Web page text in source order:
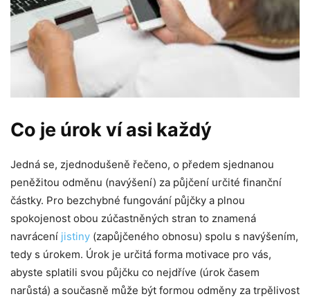
Co je úrok ví asi každý
Jedná se, zjednodušeně řečeno, o předem sjednanou
peněžitou odměnu (navýšení) za půjčení určité finanční
částky. Pro bezchybné fungování půjčky a plnou
spokojenost obou zúčastněných stran to znamená
navrácení jistiny (zapůjčeného obnosu) spolu s navýšením,
tedy s úrokem. Úrok je určitá forma motivace pro vás,
abyste splatili svou půjčku co nejdříve (úrok časem
narůstá) a současně může být formou odměny za trpělivost